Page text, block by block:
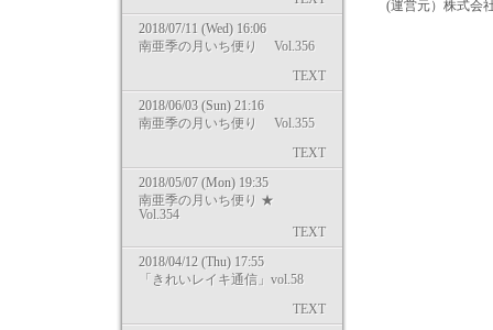
2018/07/11 (Wed) 16:06
南亜季の月いち便り Vol.356
TEXT
2018/06/03 (Sun) 21:16
南亜季の月いち便り Vol.355
TEXT
2018/05/07 (Mon) 19:35
南亜季の月いち便り ★
Vol.354
TEXT
2018/04/12 (Thu) 17:55
「きれいレイキ通信」vol.58
TEXT
(運営元）株式会